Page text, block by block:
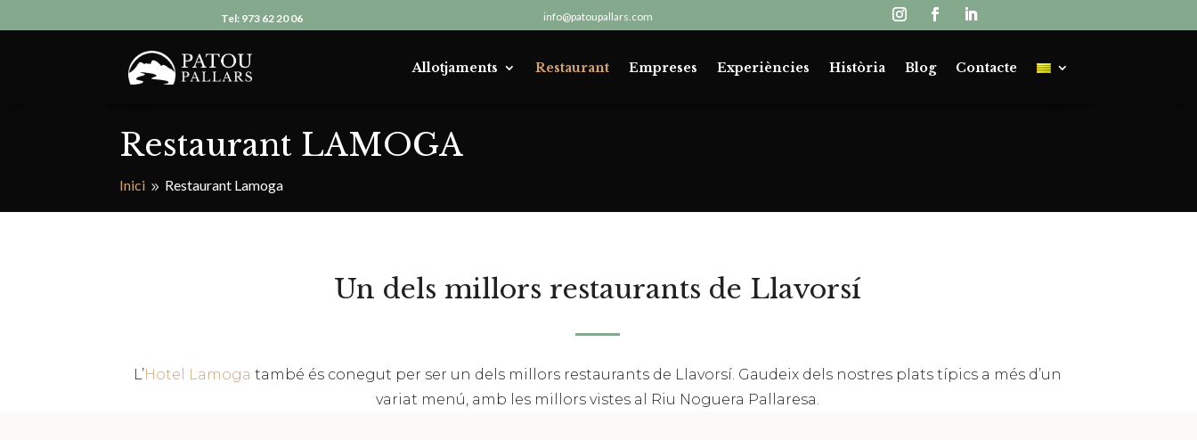
Tel: 973 62 20 06 info@patoupallars.com
Allotjaments Restaurant Empreses Experiències Història Blog Contacte
Restaurant LAMOGA
Inici 9 Restaurant Lamoga
Un dels millors restaurants de Llavorsí
L’Hotel Lamoga també és conegut per ser un dels millors restaurants de Llavorsí. Gaudeix dels nostres plats típics a més d’un
variat menú, amb les millors vistes al Riu Noguera Pallaresa.